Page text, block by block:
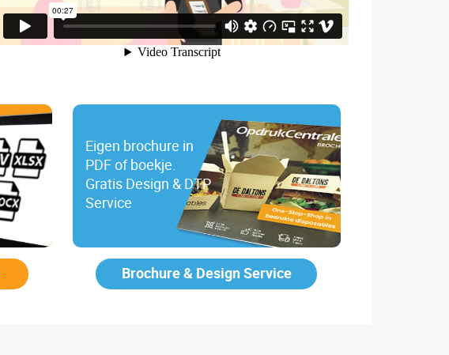
Eigen brochure in
PDF of boekje.
Gratis Design & DTP
Service
Brochure & Design Service